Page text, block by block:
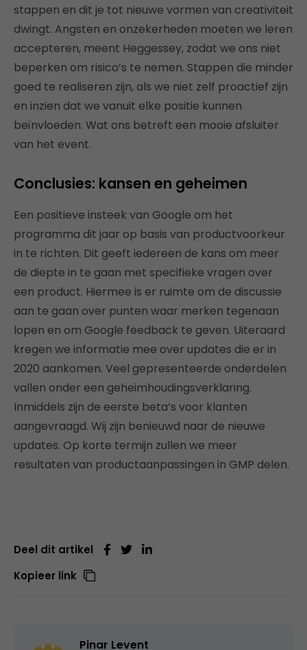
stappen en dit je tot nieuwe vormen van creativiteit
dwingt. Angsten en onzekerheden moeten we leren
accepteren, meent Heggessey, zodat we ons niet
beperken om risico’s te nemen. Stappen die minder
goed te realiseren zijn, als we niet zelf proactief zijn
en inzien dat we vanuit elke positie kunnen
beïnvloeden. Wat ons betreft een mooie afsluiter
van het event.
Conclusies: kansen en geheimen
Een positieve insteek van Google om het
programma dit jaar op basis van productvoorkeur
in te richten. Dit geeft iedereen de kans om meer
de diepte in te gaan met specifieke vragen over
een product. Hiermee is er ruimte om de discussie
aan te gaan over punten waar merken tegenaan
lopen en om Google feedback te geven. Uiteraard
kregen we informatie mee over updates die er in
2020 aankomen. Veel gepresenteerde onderdelen
vallen onder een geheimhoudingsverklaring.
Inmiddels zijn de eerste beta’s voor klanten
aangevraagd. Wij zijn benieuwd naar de nieuwe
updates. Op korte termijn zullen we meer
resultaten van productaanpassingen in GMP delen.
Deel dit artikel
Kopieer link
Pinar Levent